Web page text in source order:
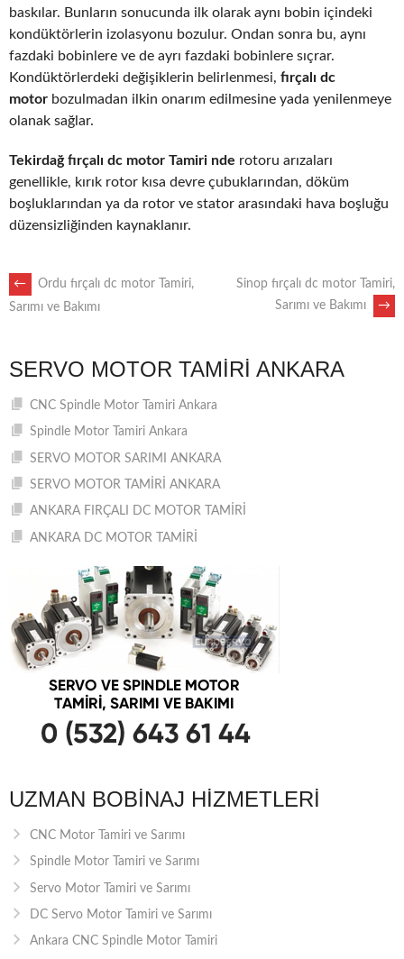
baskılar. Bunların sonucunda ilk olarak aynı bobin içindeki
kondüktörlerin izolasyonu bozulur. Ondan sonra bu, aynı
fazdaki bobinlere ve de ayrı fazdaki bobinlere sıçrar.
Kondüktörlerdeki değişiklerin belirlenmesi, fırçalı dc
motor bozulmadan ilkin onarım edilmesine yada yenilenmeye
olanak sağlar.
Tekirdağ fırçalı dc motor Tamiri nde rotoru arızaları
genellikle, kırık rotor kısa devre çubuklarından, döküm
boşluklarından ya da rotor ve stator arasındaki hava boşluğu
düzensizliğinden kaynaklanır.
POST
←
Ordu fırçalı dc motor Tamiri,
Sarımı ve Bakımı
Sinop fırçalı dc motor Tamiri,
Sarımı ve Bakımı
→
SERVO MOTOR TAMIRI ANKARA
CNC Spindle Motor Tamiri Ankara
Spindle Motor Tamiri Ankara
SERVO MOTOR SARIMI ANKARA
SERVO MOTOR TAMİRİ ANKARA
ANKARA FIRÇALI DC MOTOR TAMİRİ
ANKARA DC MOTOR TAMİRİ
UZMAN BOBINAJ HIZMETLERI
CNC Motor Tamiri ve Sarımı
Spindle Motor Tamiri ve Sarımı
Servo Motor Tamiri ve Sarımı
DC Servo Motor Tamiri ve Sarımı
Ankara CNC Spindle Motor Tamiri